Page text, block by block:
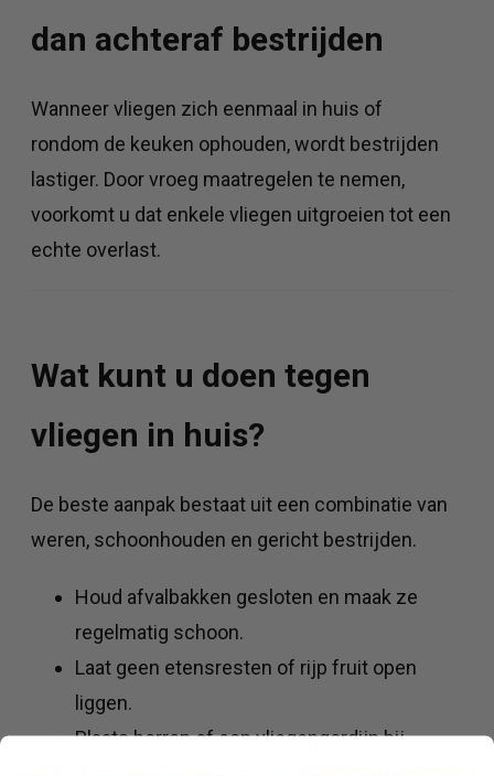
dan achteraf bestrijden
Wanneer vliegen zich eenmaal in huis of
rondom de keuken ophouden, wordt bestrijden
lastiger. Door vroeg maatregelen te nemen,
voorkomt u dat enkele vliegen uitgroeien tot een
echte overlast.
Wat kunt u doen tegen
vliegen in huis?
De beste aanpak bestaat uit een combinatie van
weren, schoonhouden en gericht bestrijden.
Houd afvalbakken gesloten en maak ze
regelmatig schoon.
Laat geen etensresten of rijp fruit open
liggen.
Plaats horren of een vliegengordijn bij